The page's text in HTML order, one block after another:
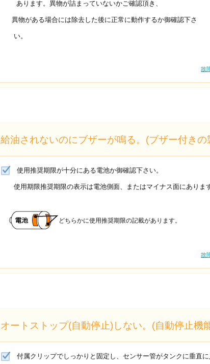
あります。異物が詰まっていないかご確認頂き、
異物がある場合には除去した後に正常に動作するか御確認下さ
い。
故
給油されないのにブザーが鳴る。(ブザー付きの
使用推奨期限が十分にある電池か御確認下さい。
使用期限推奨期限の表示は電池側面、またはマイナス面にあります
どちらかに使用推奨期限の記載があります。
故
オートストップ(自動停止)しない。(自動停止機
付属クリップでしっかりと固定し、 センサー管がタンクに垂直に